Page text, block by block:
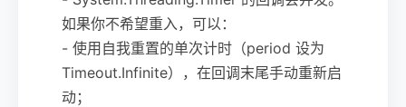
如果你不希望重入，可以：
- 使用自我重置的单次计时（period 设为
Timeout.Infinite），在回调末尾手动重新启
动；